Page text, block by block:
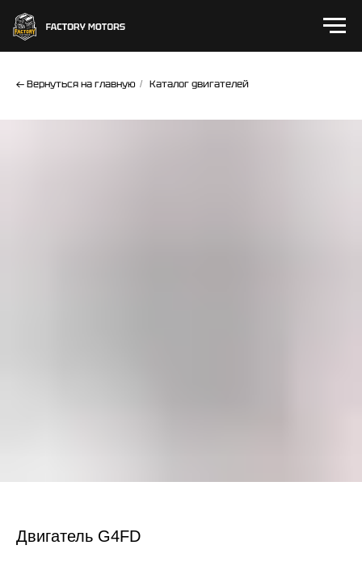
← Вернуться на главную / Каталог двигателей
Двигатель G4FD